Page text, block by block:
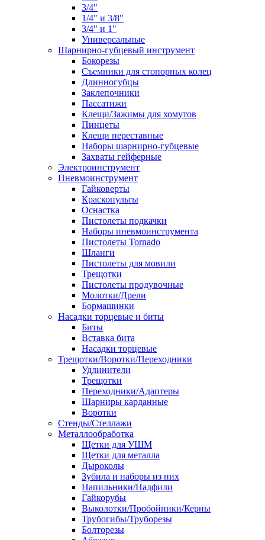
3/4"
1/4" и 3/8"
3/4" и 1"
Универсальные
Шарнирно-губцевый инструмент
Бокорезы
Съемники для стопорных колец
Длинногубцы
Заклепочники
Пассатижи
Клещи/Зажимы для хомутов
Пинцеты
Клещи переставные
Наборы шарнирно-губцевые
Захваты гейферные
Электроинструмент
Пневмоинструмент
Гайковерты
Краскопульты
Оснастка
Пистолеты подкачки
Наборы пневмоинструмента
Пистолеты Tornado
Шланги
Пистолеты для мовили
Трещотки
Пистолеты продувочные
Молотки/Дрели
Бормашинки
Насадки торцевые и биты
Биты
Вставка бита
Насадки торцевые
Трещотки/Воротки/Переходники
Удлинители
Трещотки
Переходники/Адаптеры
Шарниры карданные
Воротки
Стенды/Стеллажи
Металлообработка
Щетки для УШМ
Щетки для металла
Дыроколы
Зубила и наборы из них
Напильники/Надфили
Гайкорубы
Выколотки/Пробойники/Керны
Трубогибы/Труборезы
Болторезы